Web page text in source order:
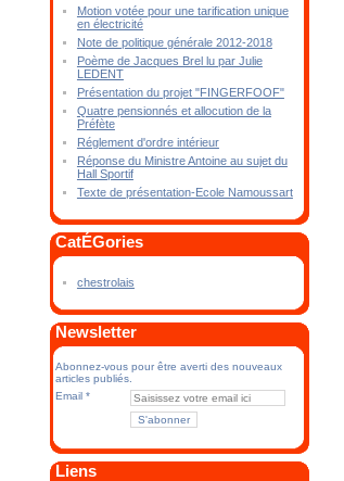
Motion votée pour une tarification unique
en électricité
Note de politique générale 2012-2018
Poème de Jacques Brel lu par Julie
LEDENT
Présentation du projet "FINGERFOOF"
Quatre pensionnés et allocution de la
Préfète
Réglement d'ordre intérieur
Réponse du Ministre Antoine au sujet du
Hall Sportif
Texte de présentation-Ecole Namoussart
CatÉGories
chestrolais
Newsletter
Abonnez-vous pour être averti des nouveaux
articles publiés.
Email
Liens